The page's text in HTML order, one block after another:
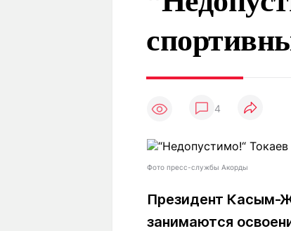
Погода
Рейтинги
Полезно
Гороскопы
Рецепты
4
Фото пресс-службы Акорды
Президент Касым-
занимаются